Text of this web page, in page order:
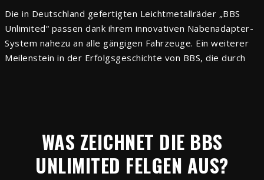
verbergen sich ausgewählte Flow-Forming-Räder mit
einer einzigartigen Technologie, die über Tuning Concepts
auch zu Ihnen und Ihrem Auto kommen – denn wir sind
BBS Unlimited Wheel Experts.
Die in Deutschland gefertigten Leichtmetallräder „BBS
Unlimited“ passen dank ihrem innovativen Nabenadapter-
System nahezu an alle gängigen Fahrzeuge. Ein weiterer
Meilenstein in der Erfolgsgeschichte von BBS, die durch
zum gefragten Markenzeichen bei qualitäts- und
designbegeisterten Autofahrern in aller Welt.
WAS ZEICHNET DIE BBS
UNLIMITED FELGEN AUS?